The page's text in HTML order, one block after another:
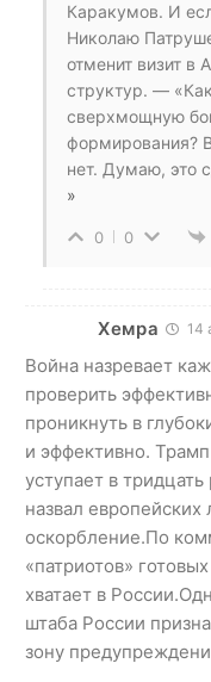
Каракумов. И
Николаю
отменит визит
структур. —
сверхмощную
формирования?
нет. Думаю, это
»
0 0
Хемра 14
Война назревает
проверить
проникнуть в
и эффективно.
уступает в
назвал
оскорбление.По
«патриотов»
хватает в
штаба России
зону